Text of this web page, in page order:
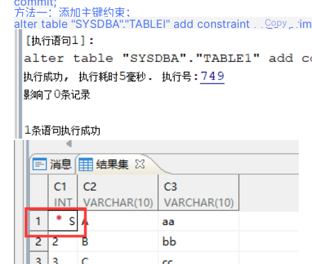
方法一：添加主键约束；
Copy